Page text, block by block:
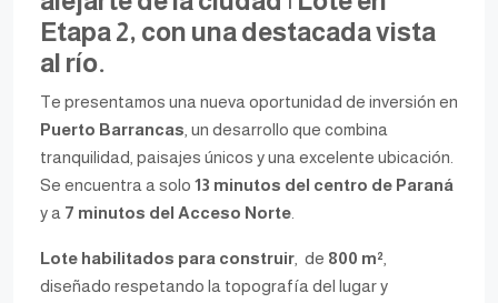
Etapa 2, con una destacada vista
al río.
Te presentamos una nueva oportunidad de inversión en
Puerto Barrancas , un desarrollo que combina
tranquilidad, paisajes únicos y una excelente ubicación.
Se encuentra a solo 13 minutos del centro de Paraná
y a 7 minutos del Acceso Norte
Lote habilitados para construir , de 800 m²
diseñado respetando la topografía del lugar y